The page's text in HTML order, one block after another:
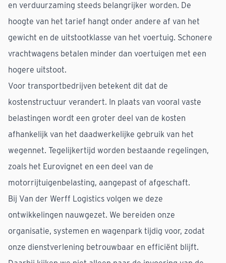
en verduurzaming steeds belangrijker worden. De
hoogte van het tarief hangt onder andere af van het
gewicht en de uitstootklasse van het voertuig. Schonere
vrachtwagens betalen minder dan voertuigen met een
hogere uitstoot.
Voor transportbedrijven betekent dit dat de
kostenstructuur verandert. In plaats van vooral vaste
belastingen wordt een groter deel van de kosten
afhankelijk van het daadwerkelijke gebruik van het
wegennet. Tegelijkertijd worden bestaande regelingen,
zoals het Eurovignet en een deel van de
motorrijtuigenbelasting, aangepast of afgeschaft.
Bij Van der Werff Logistics volgen we deze
ontwikkelingen nauwgezet. We bereiden onze
organisatie, systemen en wagenpark tijdig voor, zodat
onze dienstverlening betrouwbaar en efficiënt blijft.